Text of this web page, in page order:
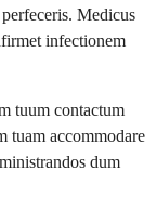
Medicus
infectionem
tuum contactum
tuam accommodare
dum